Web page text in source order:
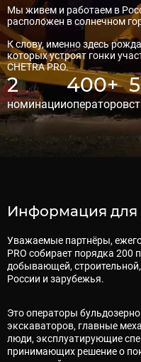
Мы живем и работаем в
расположен в солнечном
К слову, именно здесь
которых устроят гонки
CHETRA PRO.
2
номинации
400+
операторов
Информация для
Уважаемые партнёры,
PRO собирает порядка 200
добывающей, строительной,
России и зарубежья.
Это операторы
экскаваторов, главные
люди, эксплуатирующие
принимающих решение о